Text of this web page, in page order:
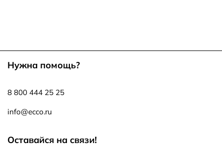
Нужна помощь?
8 800 444 25 25
info@ecco.ru
Оставайся на связи!